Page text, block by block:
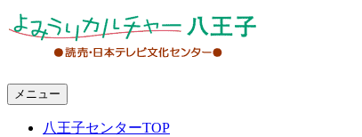
メニュー
八王子センターTOP